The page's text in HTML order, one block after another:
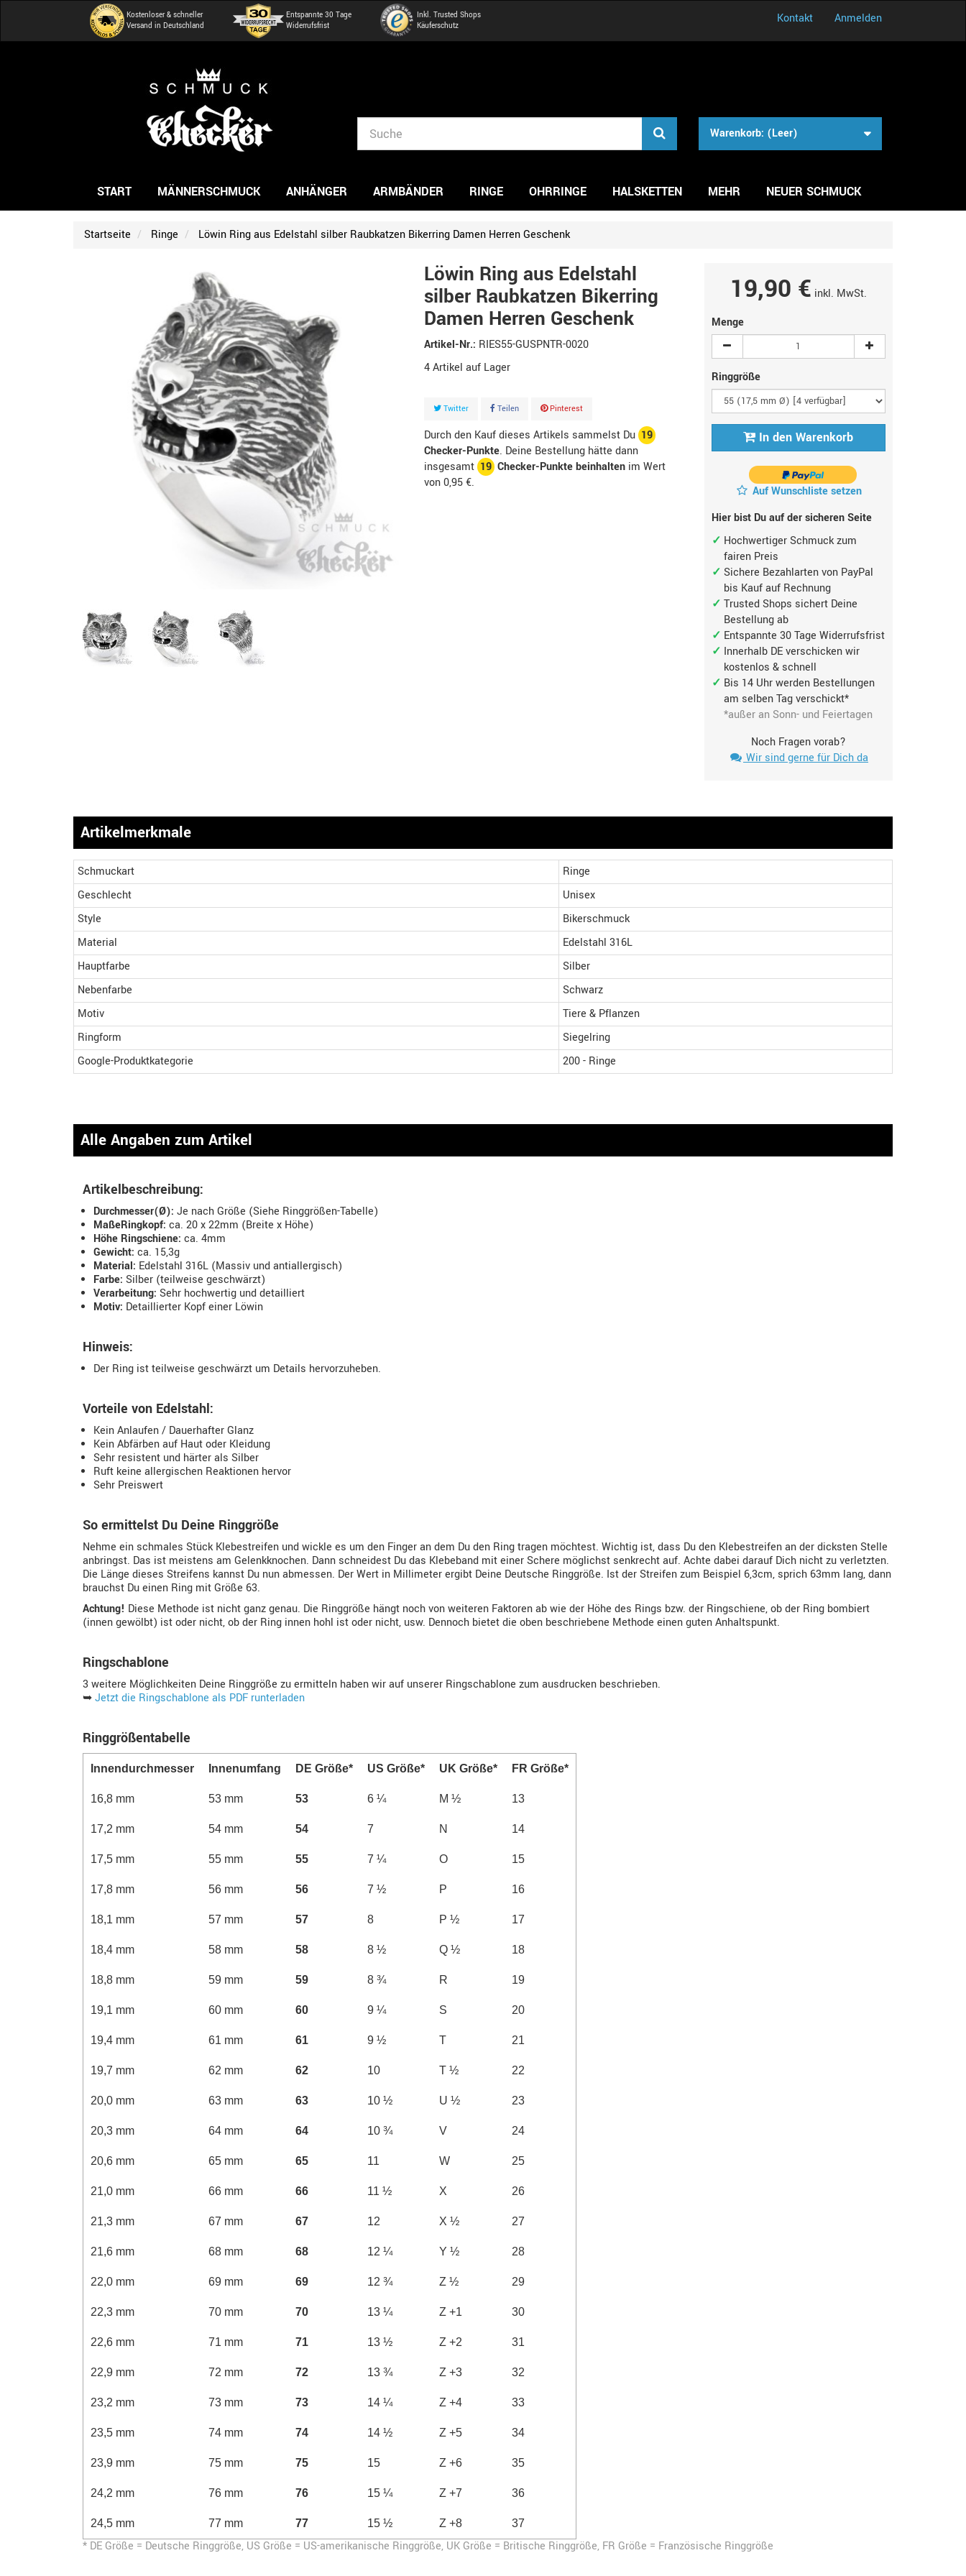
Kontakt Anmelden
Warenkorb: (Leer)
Kostenloser & schneller
Versand in Deutschland
Entspannte 30 Tage
Widerrufsfrist
Inkl. Trusted Shops
Käuferschutz
START MÄNNERSCHMUCK ANHÄNGER ARMBÄNDER RINGE OHRRINGE HALSKETTEN MEHR NEUER SCHMUCK
Startseite Ringe Löwin Ring aus Edelstahl silber Raubkatzen Bikerring Damen Herren Geschenk
Löwin Ring aus Edelstahl
silber Raubkatzen Bikerring
Damen Herren Geschenk
Artikel-Nr.: RIES55-GUSPNTR-0020
4 Artikel
Twitter Teilen Pinterest
Durch den Kauf dieses Artikels sammelst Du 19
Checker-Punkte. Deine Bestellung hätte dann
insgesamt 19Checker-Punkte beinhaltenim Wert
von0,95 €.
19,90 € inkl. MwSt.
Menge
Ringgröße
In den Warenkorb
Auf Wunschliste setzen
Hier bist Du auf der sicheren Seite
Hochwertiger Schmuck zum
fairen Preis
Sichere Bezahlarten von PayPal
bis Kauf auf Rechnung
Trusted Shops sichert Deine
Bestellung ab
Entspannte 30 Tage Widerrufsfrist
Innerhalb DE verschicken wir
kostenlos & schnell
Bis 14 Uhr werden Bestellungen
am selben Tag verschickt*
*außer an Sonn- und Feiertagen
Noch Fragen vorab?
Wir sind gerne für Dich da
Artikelmerkmale
Schmuckart
Ringe
Geschlecht
Unisex
Style
Bikerschmuck
Material
Edelstahl 316L
Hauptfarbe
Silber
Nebenfarbe
Schwarz
Motiv
Tiere & Pflanzen
Ringform
Siegelring
Google-Produktkategorie
200 - Ringe
Alle Angaben zum Artikel
Artikelbeschreibung:
Durchmesser(Ø): Je nach Größe (Siehe Ringgrößen-Tabelle)
MaßeRingkopf: ca. 20 x 22mm (Breite x Höhe)
Höhe Ringschiene: ca. 4mm
Gewicht: ca. 15,3g
Material: Edelstahl 316L (Massiv und antiallergisch)
Farbe: Silber (teilweise geschwärzt)
Verarbeitung: Sehr hochwertig und detailliert
Motiv: Detaillierter Kopf einer Löwin
Hinweis:
Der Ring ist teilweise geschwärzt um Details hervorzuheben.
Vorteile von Edelstahl:
Kein Anlaufen / Dauerhafter Glanz
Kein Abfärben auf Haut oder Kleidung
Sehr resistent und härter als Silber
Ruft keine allergischen Reaktionen hervor
Sehr Preiswert
So ermittelst Du Deine Ringgröße
Nehme ein schmales Stück Klebestreifen und wickle es um den Finger an dem Du den Ring tragen möchtest. Wichtig ist, dass Du den Klebestreifen an der dicksten Stelle
anbringst. Das ist meistens am Gelenkknochen. Dann schneidest Du das Klebeband mit einer Schere möglichst senkrecht auf. Achte dabei darauf Dich nicht zu verletzten.
Die Länge dieses Streifens kannst Du nun abmessen. Der Wert in Millimeter ergibt Deine Deutsche Ringgröße. Ist der Streifen zum Beispiel 6,3cm, sprich 63mm lang, dann
brauchst Du einen Ring mit Größe 63.
Achtung! Diese Methode ist nicht ganz genau. Die Ringgröße hängt noch von weiteren Faktoren ab wie der Höhe des Rings bzw. der Ringschiene, ob der Ring bombiert
(innen gewölbt) ist oder nicht, ob der Ring innen hohl ist oder nicht, usw. Dennoch bietet die oben beschriebene Methode einen guten Anhaltspunkt.
Ringschablone
3 weitere Möglichkeiten Deine Ringgröße zu ermitteln haben wir auf unserer Ringschablone zum ausdrucken beschrieben.
➥Jetzt die Ringschablone als PDF runterladen
Ringgrößentabelle
Innen­durchmesser Innen­­umfang DE Größe* US Größe* UK Größe* FR Größe*
16,8 mm 53 mm 53 6 ¼ M ½ 13
17,2 mm 54 mm 54 7 N 14
17,5 mm 55 mm 55 7 ¼ O 15
17,8 mm 56 mm 56 7 ½ P 16
18,1 mm 57 mm 57 8 P ½ 17
18,4 mm 58 mm 58 8 ½ Q ½ 18
18,8 mm 59 mm 59 8 ¾ R 19
19,1 mm 60 mm 60 9 ¼ S 20
19,4 mm 61 mm 61 9 ½ T 21
19,7 mm 62 mm 62 10 T ½ 22
20,0 mm 63 mm 63 10 ½ U ½ 23
20,3 mm 64 mm 64 10 ¾ V 24
20,6 mm 65 mm 65 11 W 25
21,0 mm 66 mm 66 11 ½ X 26
21,3 mm 67 mm 67 12 X ½ 27
21,6 mm 68 mm 68 12 ¼ Y ½ 28
22,0 mm 69 mm 69 12 ¾ Z ½ 29
22,3 mm 70 mm 70 13 ¼ Z +1 30
22,6 mm 71 mm 71 13 ½ Z +2 31
22,9 mm 72 mm 72 13 ¾ Z +3 32
23,2 mm 73 mm 73 14 ¼ Z +4 33
23,5 mm 74 mm 74 14 ½ Z +5 34
23,9 mm 75 mm 75 15 Z +6 35
24,2 mm 76 mm 76 15 ¼ Z +7 36
24,5 mm 77 mm 77 15 ½ Z +8 37
* DE Größe = Deutsche Ringgröße, US Größe = US-amerikanische Ringgröße, UK Größe = Britische Ringgröße, FR Größe = Französische Ringgröße